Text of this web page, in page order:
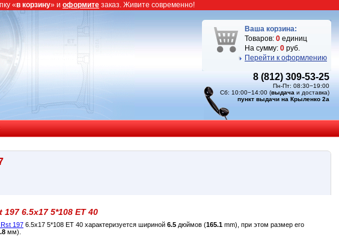
Ваша корзина:
Товаров: 0 единиц
На сумму: 0 руб.
Перейти к оформлению
8 (812) 309-53-25
Пн-Пт: 08:30−19:00
Сб: 10:00−14:00 (выдача и доставка)
пункт выдачи на Крыленко 2а
6.5x17 5*108 ET 40
197 6.5x17 5*108 ET 40 характеризуется шириной 6.5 дюймов (165.1 mm), при этом размер его
мм).
«в корзину» и оформите заказ. Живите современно!